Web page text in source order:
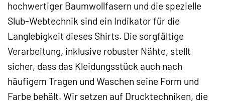
hochwertiger Baumwollfasern und die spezielle
Slub-Webtechnik sind ein Indikator für die
Langlebigkeit dieses Shirts. Die sorgfältige
Verarbeitung, inklusive robuster Nähte, stellt
sicher, dass das Kleidungsstück auch nach
häufigem Tragen und Waschen seine Form und
Farbe behält. Wir setzen auf Drucktechniken, die